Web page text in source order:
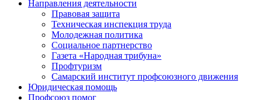
Направления деятельности
Правовая защита
Техническая инспекция труда
Молодежная политика
Социальное партнерство
Газета «Народная трибуна»
Профтуризм
Самарский институт профсоюзного движения
Юридическая помощь
Профсоюз помог